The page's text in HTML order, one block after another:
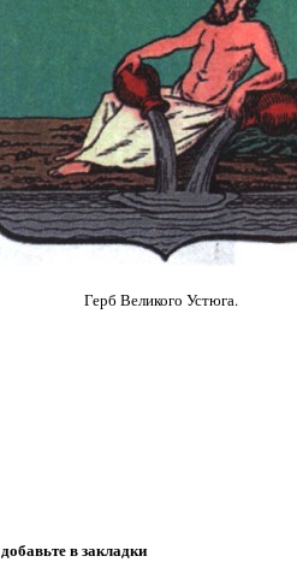
Герб Великого Устюга.
в закладки